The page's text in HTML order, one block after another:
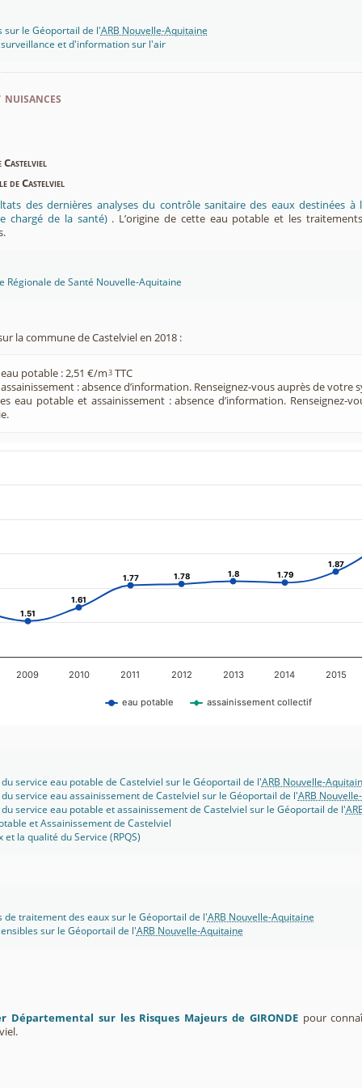
sur le Géoportail de l'ARB Nouvelle-Aquitaine
surveillance et d'information sur l'air
Castelviel
de Castelviel
des dernières analyses du contrôle sanitaire des eaux destinées
chargé de la santé) . L’origine de cette eau potable et les
Régionale de Santé Nouvelle-Aquitaine
la commune de Castelviel en 2018 :
potable : 2,51 €/m3 TTC
: absence d’information. Renseignez-vous auprès de votre
eau potable et assainissement : absence d’information. Renseignez-
1.51
1.51
1.61
1.61
1.77
1.77 1.78
1.78 1.8
1.8 1.79
1.79
1.87
1.87
eau potable assainissement collectif
2009 2010 2011 2012 2013 2014 2015
service eau potable de Castelviel sur le Géoportail de l'ARB Nouvelle-
service eau assainissement de Castelviel sur le Géoportail de l'ARB
service eau potable et assainissement de Castelviel sur le Géoportail de l'
et Assainissement de Castelviel
la qualité du Service (RPQS)
de traitement des eaux sur le Géoportail de l'ARB Nouvelle-Aquitaine
sur le Géoportail de l'ARB Nouvelle-Aquitaine
Départemental sur les Risques Majeurs de GIRONDEpour